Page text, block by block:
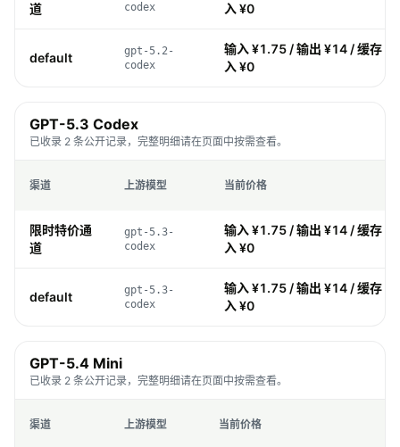
道
codex
入 ¥0
default
gpt-5.2-
codex
输入 ¥1.75 / 输出 ¥14 / 缓存
入 ¥0
GPT-5.3 Codex
已收录 2 条公开记录，完整明细请在页面中按需查看。
渠道 上游模型 当前价格
限时特价通
道
gpt-5.3-
codex
输入 ¥1.75 / 输出 ¥14 / 缓存
入 ¥0
default
gpt-5.3-
codex
输入 ¥1.75 / 输出 ¥14 / 缓存
入 ¥0
GPT-5.4 Mini
已收录 2 条公开记录，完整明细请在页面中按需查看。
渠道 上游模型 当前价格